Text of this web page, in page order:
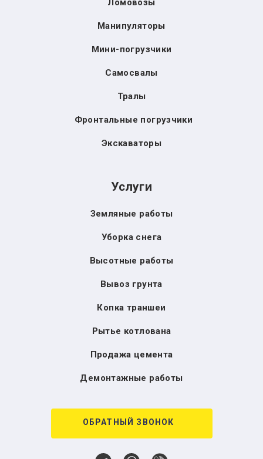
Ломовозы
Манипуляторы
Мини-погрузчики
Самосвалы
Тралы
Фронтальные погрузчики
Экскаваторы
Услуги
Земляные работы
Уборка снега
Высотные работы
Вывоз грунта
Копка траншеи
Рытье котлована
Продажа цемента
Демонтажные работы
ОБРАТНЫЙ ЗВОНОК